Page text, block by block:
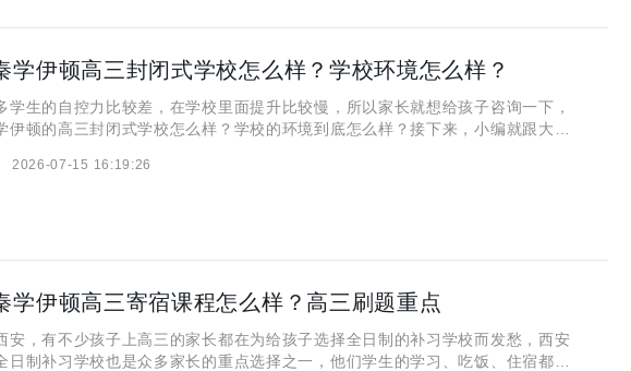
学伊顿高三封闭式学校怎么样？学校环境怎么样？
的自控力比较差，在学校里面提升比较慢，所以家长就想给孩子咨询一下，
伊顿的高三封闭式学校怎么样？学校的环境到底怎么样？接下来，小编就跟大家
学一体化全封闭管理，学生入校后手机统一集中保管，严格划定作
2026-07-15 16:19:26
学伊顿高三寄宿课程怎么样？高三刷题重点
，有不少孩子上高三的家长都在为给孩子选择全日制的补习学校而发愁，西安
日制补习学校也是众多家长的重点选择之一，他们学生的学习、吃饭、住宿都安